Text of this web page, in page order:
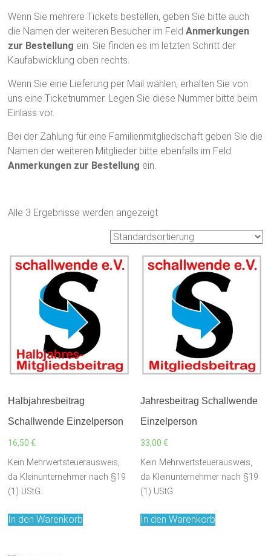
Wenn Sie mehrere Tickets bestellen, geben Sie bitte auch
die Namen der weiteren Besucher im FeldAnmerkungen
zur Bestellung ein. Sie finden es im letzten Schritt der
Kaufabwicklung oben rechts.
Wenn Sie eine Lieferung per Mail wählen, erhalten Sie von
uns eine Ticketnummer. Legen Sie diese Nummer bitte beim
Einlass vor.
Bei der Zahlung für eine Familienmitgliedschaft geben Sie die
Namen der weiteren Mitglieder bitte ebenfalls im Feld
Anmerkungen zur Bestellung ein.
Alle 3 Ergebnisse werden angezeigt
Halbjahresbeitrag
Schallwende Einzelperson
16,50€
Kein Mehrwertsteuerausweis,
da Kleinunternehmer nach §19
(1) UStG.
In den Warenkorb
Jahresbeitrag Schallwende
Einzelperson
33,00€
Kein Mehrwertsteuerausweis,
da Kleinunternehmer nach §19
(1) UStG.
In den Warenkorb